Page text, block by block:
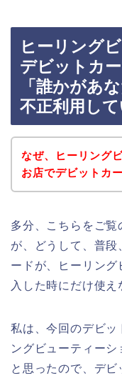
ヒーリング
デビットカ
「誰かがあ
不正利用して
なぜ、ヒーリング
お店でデビットカ
多分、こちらをご
が、どうして、普段
ードが、ヒーリン
入した時にだけ使え
私は、今回のデビッ
ングビューティー
と思ったので、デ